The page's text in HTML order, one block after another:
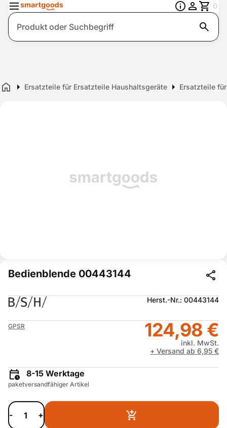
Suche
0
Home Ersatzteile für Ersatzteile Haushaltsgeräte Ersatzteile
Bedienblende 00443144
Herst.-Nr.: 00443144
GPSR 124,98 €
inkl. MwSt.
+ Versand ab 6,95 €
8-15 Werktage
paketversandfähiger Artikel
- +